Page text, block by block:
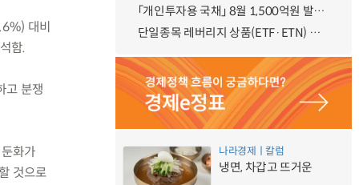
대비
함.
고 분쟁
화가
것으로
「개인투자용 국채」 8월 1,500억원 발행 예정
단일종목 레버리지 상품(ETF·ETN) 기본예탁금 강화 조기시행 방안 안내
나라경제ㅣ칼럼
냉면, 차갑고 뜨거운